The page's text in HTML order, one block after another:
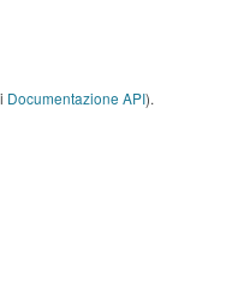
Documentazione API).